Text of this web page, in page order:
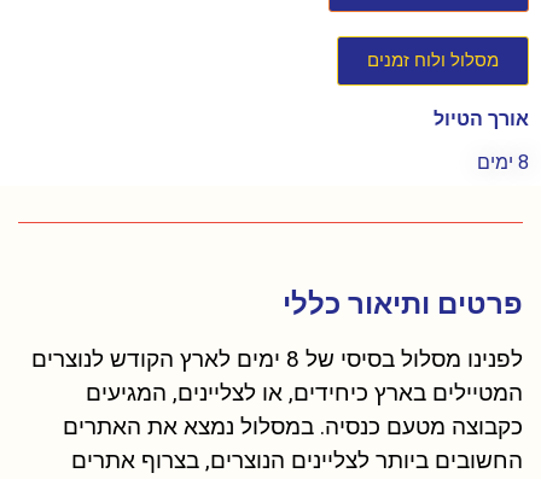
מסלול ולוח זמנים
אורך הטיול
8 ימים
פרטים ותיאור כללי
לפנינו מסלול בסיסי של 8 ימים לארץ הקודש לנוצרים
המטיילים בארץ כיחידים, או לצליינים, המגיעים
כקבוצה מטעם כנסיה. במסלול נמצא את האתרים
החשובים ביותר לצליינים הנוצרים, בצרוף אתרים